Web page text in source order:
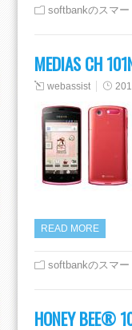
softbankのスマー
MEDIAS CH
webassist
READ MORE
softbankのスマー
HONEY BEE®